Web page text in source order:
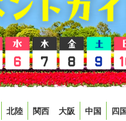
北陸 関西 大阪 中国 四